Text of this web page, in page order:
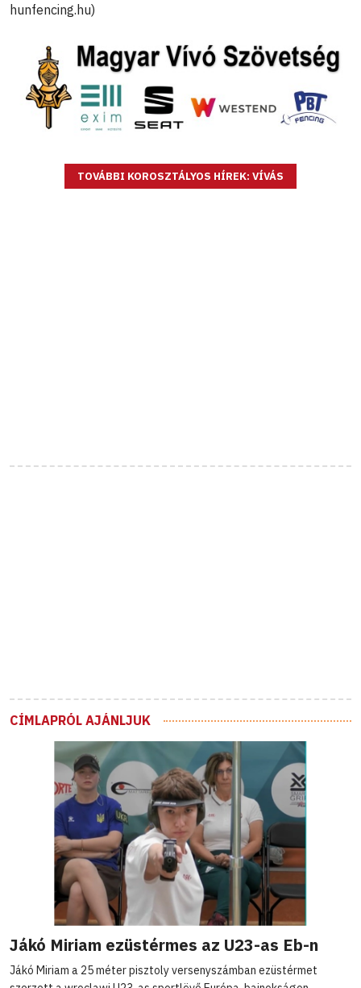
hunfencing.hu)
TOVÁBBI KOROSZTÁLYOS HÍREK: VÍVÁS
CÍMLAPRÓL AJÁNLJUK
Jákó Miriam ezüstérmes az U23-as Eb-n
Jákó Miriam a 25 méter pisztoly versenyszámban ezüstérmet